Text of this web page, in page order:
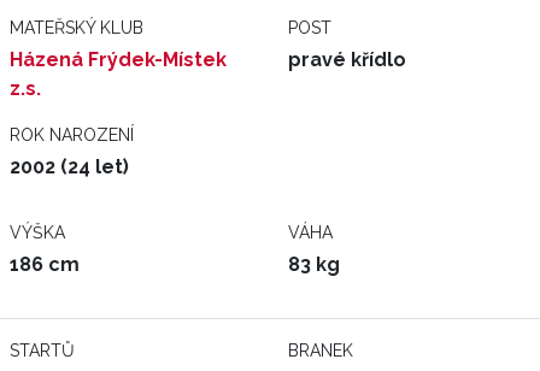
MATEŘSKÝ KLUB
Házená Frýdek-Místek
z.s.
POST
pravé křídlo
ROK NAROZENÍ
2002 (24 let)
VÝŠKA
186 cm
VÁHA
83 kg
STARTŮ BRANEK